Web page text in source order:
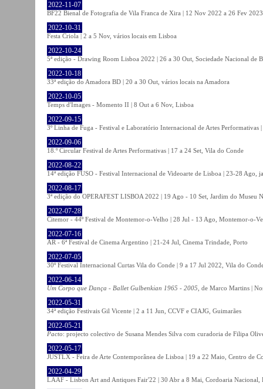
2022-11-07
BF22 Bienal de Fotografia de Vila Franca de Xira | 12 Nov 2022 a 26 Fev
2022-10-31
Festa Criola | 2 a 5 Nov, vários locais em Lisboa
2022-10-24
5ª edição - Drawing Room Lisboa 2022 | 26 a 30 Out, Sociedade Nacional de
2022-10-18
33ª edição do Amadora BD | 20 a 30 Out, vários locais na Amadora
2022-10-05
Temps d'Images - Momento II | 8 Out a 6 Nov, Lisboa
2022-09-15
3º Linha de Fuga - Festival e Laboratório Internacional de Artes Performativas
2022-09-06
18.º Circular Festival de Artes Performativas | 17 a 24 Set, Vila do Conde
2022-08-22
14ª edição FUSO - Festival Internacional de Videoarte de Lisboa | 23-28 Ago,
2022-08-17
3ª edição do OPERAFEST LISBOA 2022 | 19 Ago - 10 Set, Jardim do Museu
2022-07-28
Citemor - 44º Festival de Montemor-o-Velho | 28 Jul - 13 Ago, Montemor-o-
2022-07-16
AR - 6ª Festival de Cinema Argentino | 21-24 Jul, Cinema Trindade, Porto
2022-07-05
30º Festival Internacional Curtas Vila do Conde | 9 a 17 Jul 2022, Vila do
2022-06-14
Um Corpo que Dança - Ballet Gulbenkian 1965 - 2005 , de Marco Martins |
2022-05-31
34ª edição Festivais Gil Vicente | 2 a 11 Jun, CCVF e CIAJG, Guimarães
2022-05-21
Pacto: projecto colectivo de Susana Mendes Silva com curadoria de Filipa
2022-05-17
JUSTLX - Feira de Arte Contemporânea de Lisboa | 19 a 22 Maio, Centro de
2022-04-29
LAAF - Lisbon Art and Antiques Fair'22 | 30 Abr a 8 Mai, Cordoaria Nacional,